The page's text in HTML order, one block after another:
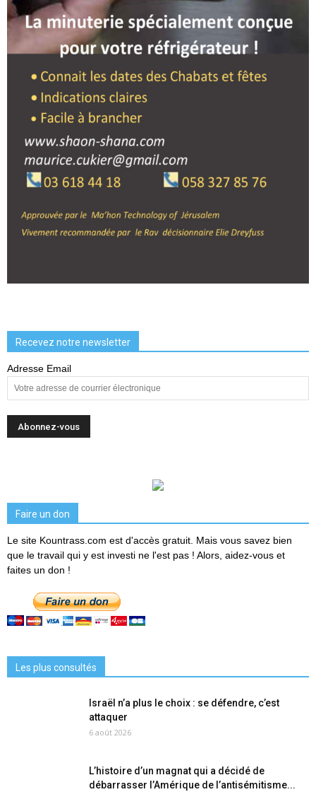
Recevez notre newsletter
Adresse Email
Faire un don
Le site Kountrass.com est d'accès gratuit. Mais vous savez bien
que le travail qui y est investi ne l'est pas ! Alors, aidez-vous et
faites un don !
Les plus consultés
Israël n’a plus le choix : se défendre, c’est
attaquer
6 août 2026
L’histoire d’un magnat qui a décidé de
débarrasser l’Amérique de l’antisémitisme...